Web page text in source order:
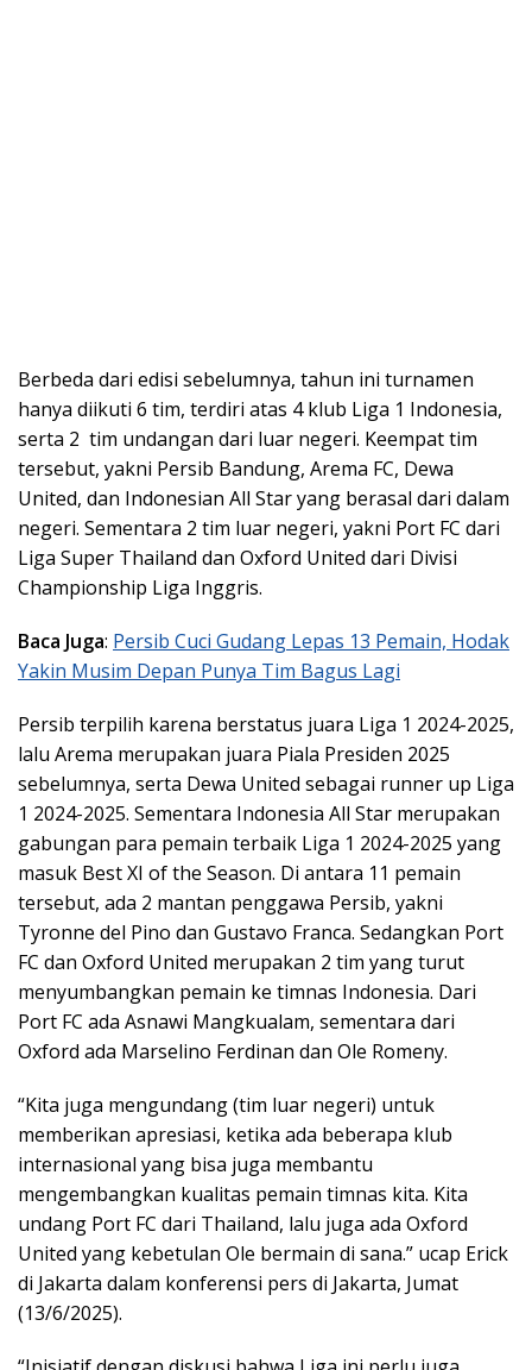
Berbeda dari edisi sebelumnya, tahun ini turnamen
hanya diikuti 6 tim, terdiri atas 4 klub Liga 1 Indonesia,
serta 2 tim undangan dari luar negeri. Keempat tim
tersebut, yakni Persib Bandung, Arema FC, Dewa
United, dan Indonesian All Star yang berasal dari dalam
negeri. Sementara 2 tim luar negeri, yakni Port FC dari
Liga Super Thailand dan Oxford United dari Divisi
Championship Liga Inggris.
Baca Juga: Persib Cuci Gudang Lepas 13 Pemain, Hodak
Yakin Musim Depan Punya Tim Bagus Lagi
Persib terpilih karena berstatus juara Liga 1 2024-2025,
lalu Arema merupakan juara Piala Presiden 2025
sebelumnya, serta Dewa United sebagai runner up Liga
1 2024-2025. Sementara Indonesia All Star merupakan
gabungan para pemain terbaik Liga 1 2024-2025 yang
masuk Best XI of the Season. Di antara 11 pemain
tersebut, ada 2 mantan penggawa Persib, yakni
Tyronne del Pino dan Gustavo Franca. Sedangkan Port
FC dan Oxford United merupakan 2 tim yang turut
menyumbangkan pemain ke timnas Indonesia. Dari
Port FC ada Asnawi Mangkualam, sementara dari
Oxford ada Marselino Ferdinan dan Ole Romeny.
“Kita juga mengundang (tim luar negeri) untuk
memberikan apresiasi, ketika ada beberapa klub
internasional yang bisa juga membantu
mengembangkan kualitas pemain timnas kita. Kita
undang Port FC dari Thailand, lalu juga ada Oxford
United yang kebetulan Ole bermain di sana.” ucap Erick
di Jakarta dalam konferensi pers di Jakarta, Jumat
(13/6/2025).